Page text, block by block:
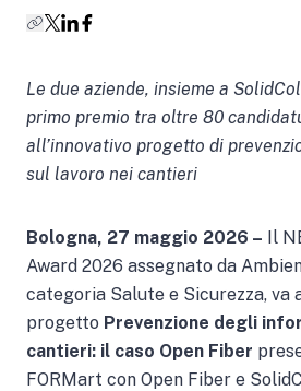
Le due aziende, insieme a
primo premio tra oltre 80
all’innovativo progetto di
sul lavoro nei cantieri
Bologna, 27 maggio 2026 – Il
Award 2026 assegnato da
categoria Salute e Sicurezza, va
progetto Prevenzione degli
cantieri: il caso Open Fiber
FORMart con Open Fiber e